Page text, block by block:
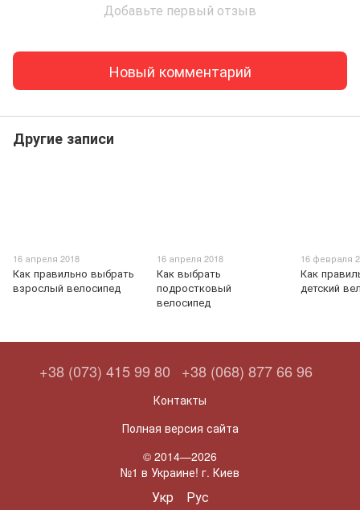
Добавьте первый отзыв
Новый комментарий
Другие записи
16 апреля 2018
Как правильно выбрать
взрослый велосипед
16 апреля 2018
Как выбрать
подростковый
велосипед
16 февраля
Как
детский
+38 (073) 415 99 80 +38 (068) 877 66 96
Контакты
Полная версия сайта
© 2014—2026
№1 в Украине! г. Киев
Укр Рус